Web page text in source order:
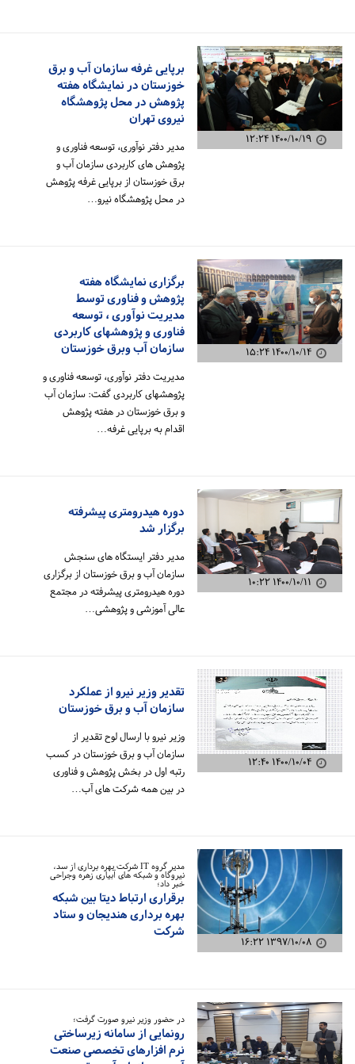
۱۴۰۰/۱۰/۱۹ ۱۲:۲۴
برپایی غرفه سازمان آب و برق
خوزستان در نمایشگاه هفته
پژوهش در محل پژوهشگاه
مدیر دفتر نوآوری، توسعه فناوری و
پژوهش های کاربردی سازمان آب و
برق خوزستان از برپایی غرفه پژوهش
۱۴۰۰/۱۰/۱۴ ۱۵:۲۴
برگزاری نمایشگاه هفته
پژوهش و فناوری توسط
مدیریت نوآوری ، توسعه
فناوری و پژوهش‎های کاربردی
مدیریت دفتر نوآوری، توسعه فناوری و
پژوهش‎های کاربردی گفت: سازمان آب
و برق خوزستان در هفته پژوهش
۱۴۰۰/۱۰/۱۱ ۱۰:۲۲
دوره هیدرومتری پیشرفته
مدیر دفتر ایستگاه های سنجش
سازمان آب و برق خوزستان از برگزاری
دوره هیدرومتری پیشرفته در مجتمع
۱۴۰۰/۱۰/۰۴ ۱۲:۴۰
تقدیر وزیر نیرو از عملکرد
وزیر نیرو با ارسال لوح تقدیر از
سازمان آب و برق خوزستان در کسب
رتبه اول در بخش پژوهش و فناوری
۱۳۹۷/۱۰/۰۸ ۱۶:۲۲
مدیر گروه IT شرکت بهره برداری از سد،
نیروگاه و شبکه های آبیاری زهره وجراحی
خبر داد؛
برقراری ارتباط دیتا بین شبکه
بهره برداری هندیجان و ستاد
در حضور وزیر نیرو صورت گرفت؛
رونمایی از سامانه زیرساختی